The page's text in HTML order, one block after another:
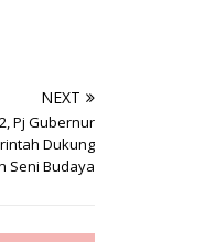
NEXT
Pj Gubernur
Dukung
Seni Budaya